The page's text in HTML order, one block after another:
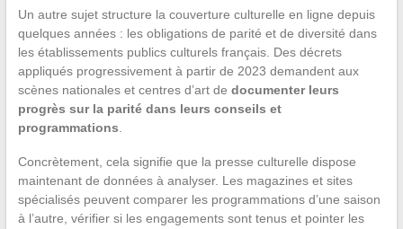
Un autre sujet structure la couverture culturelle en ligne depuis
quelques années : les obligations de parité et de diversité dans
les établissements publics culturels français. Des décrets
appliqués progressivement à partir de 2023 demandent aux
scènes nationales et centres d’art de documenter leurs
progrès sur la parité dans leurs conseils et
programmations
Concrètement, cela signifie que la presse culturelle dispose
maintenant de données à analyser. Les magazines et sites
spécialisés peuvent comparer les programmations d’une saison
à l’autre, vérifier si les engagements sont tenus et pointer les